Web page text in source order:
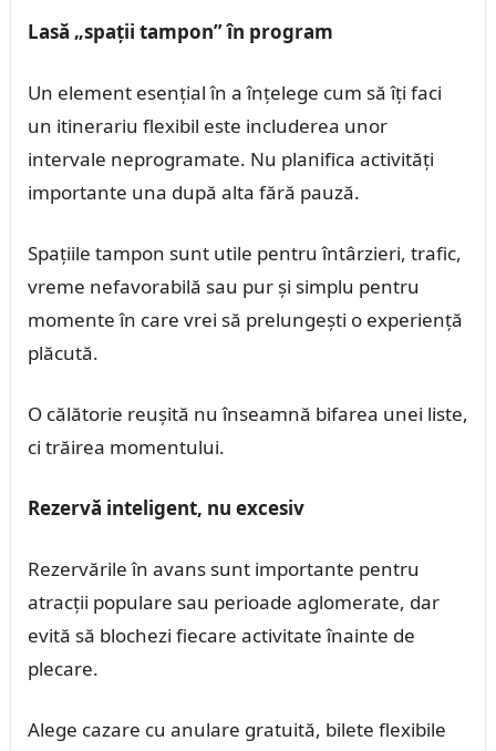
Lasă „spații tampon” în program
Un element esențial în a înțelege cum să îți faci
un itinerariu flexibil este includerea unor
intervale neprogramate. Nu planifica activități
importante una după alta fără pauză.
Spațiile tampon sunt utile pentru întârzieri, trafic,
vreme nefavorabilă sau pur și simplu pentru
momente în care vrei să prelungești o experiență
plăcută.
O călătorie reușită nu înseamnă bifarea unei liste,
ci trăirea momentului.
Rezervă inteligent, nu excesiv
Rezervările în avans sunt importante pentru
atracții populare sau perioade aglomerate, dar
evită să blochezi fiecare activitate înainte de
plecare.
Alege cazare cu anulare gratuită, bilete flexibile